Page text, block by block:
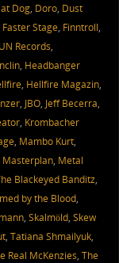
Dog, Doro, Dust
Faster Stage, Finntroll,
Records,
, Headbanger
, Hellfire Magazin,
, JBO, Jeff Becerra,
, Krombacher
, Mambo Kurt,
Masterplan, Metal
Blackeyed Banditz,
by the Blood,
, Skalmöld, Skew
, Tatiana Shmailyuk,
Real McKenzies, The